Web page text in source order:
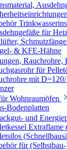
für
& KFE-Hähne
Rauchrohre,
für
mit
Wohnraumöfen
Bodenplatten
und
Extraflame
für